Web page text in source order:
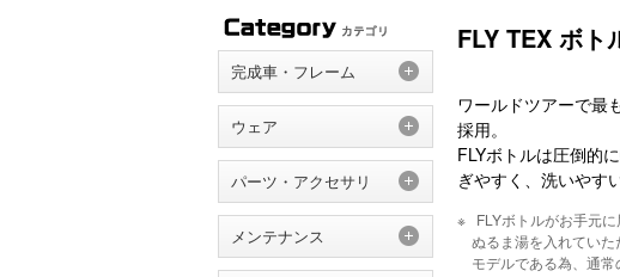
FLY TEX ボト
ワールドツアーで最
採用。
FLYボトルは圧倒的
ぎやすく、洗いやす
FLYボトルがお手元
ぬるま湯を入れてい
モデルである為、通
完成車・フレーム
ウェア
パーツ・アクセサリ
メンテナンス